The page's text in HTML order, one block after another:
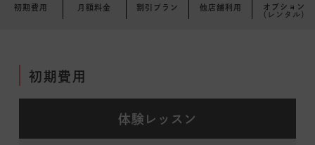
初期費用 月額料金 割引プラン 他店舗利用
オプション
（レンタル）
初期費用
体験レッスン